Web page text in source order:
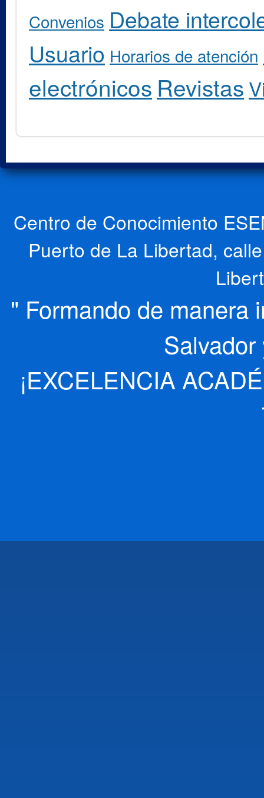
Convenios Debate
Usuario Horarios de atención
electrónicos Revistas
Centro de Conocimiento
Puerto de La Libertad,
" Formando de manera
¡EXCELENCIA